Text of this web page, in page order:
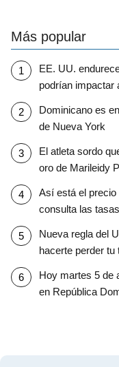
Más popular
EE. UU.
podrían impactar
Dominicano es
de Nueva York
El atleta sordo
oro de Marileidy
Así está el precio
consulta las
Nueva regla del
hacerte perder tu
Hoy martes 5 de
en República